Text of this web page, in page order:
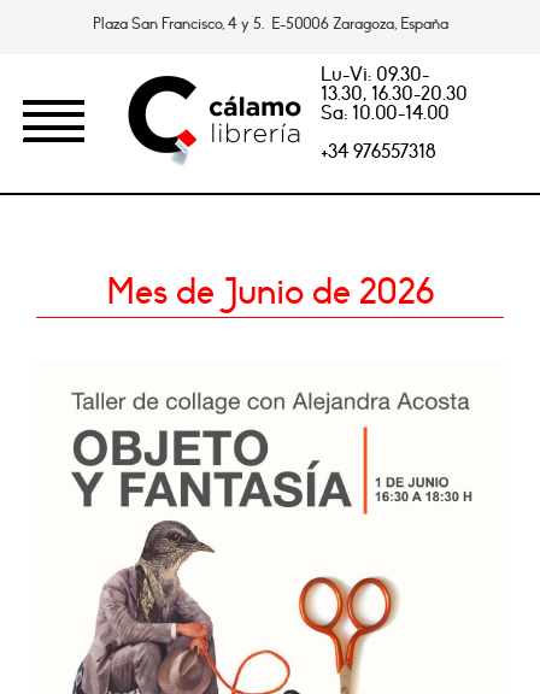
Plaza San Francisco, 4 y 5. E-50006 Zaragoza, España
Lu-Vi: 09.30-
13.30, 16.30-20.30
Sa: 10.00-14.00
+34 976557318
Mes de Junio de 2026